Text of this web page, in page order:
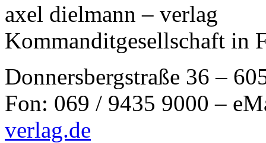
axel dielmann – verlag
Kommanditgesellschaft in
Donnersbergstraße 36 –
Fon: 069 / 9435 9000 –
verlag.de